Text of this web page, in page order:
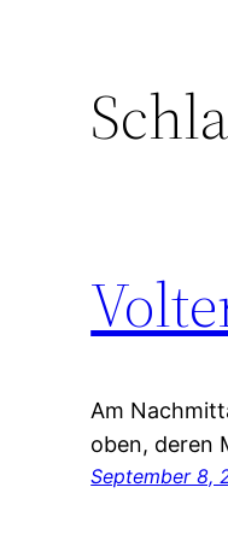
Am
oben,
September 8,